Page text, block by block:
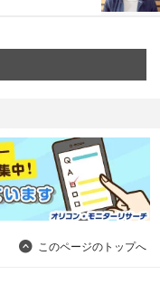
このページのトップへ